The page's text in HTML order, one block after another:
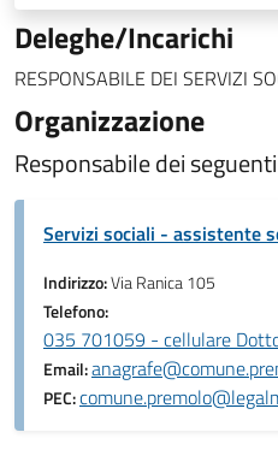
Deleghe/Incarichi
RESPONSABILE DEI SERVIZI
Organizzazione
Responsabile dei
Servizi sociali - assistente
Indirizzo:Via Ranica 105
Telefono:
035 701059 - cellulare
Email:
PEC: